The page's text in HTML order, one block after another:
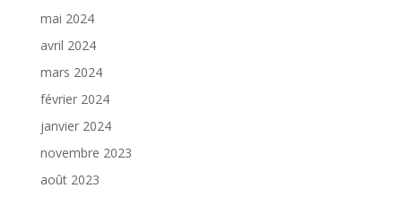
mai 2024
avril 2024
mars 2024
février 2024
janvier 2024
novembre 2023
août 2023